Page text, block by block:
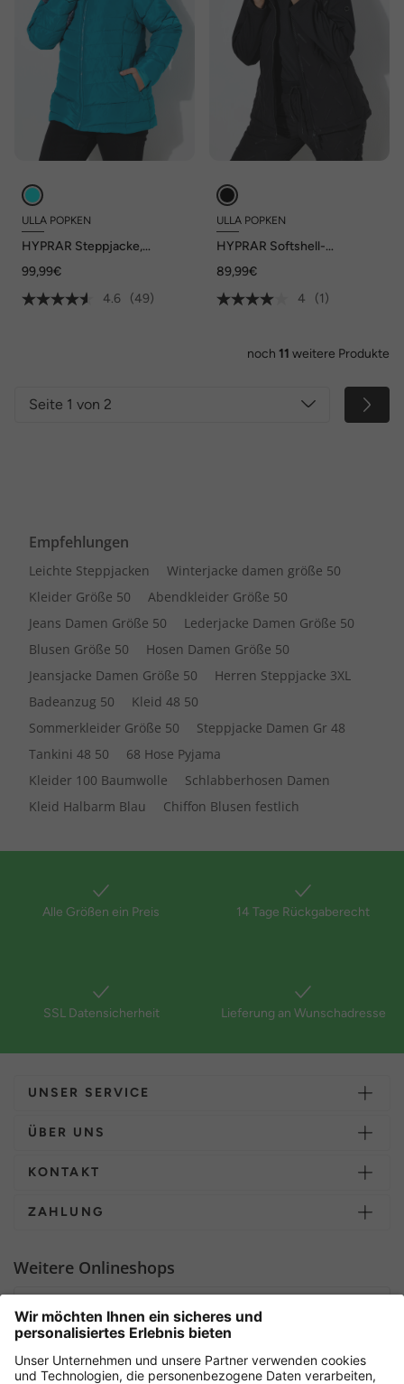
ULLA POPKEN
HYPRAR Steppjacke,
99,99€
4.6
(49)
ULLA POPKEN
HYPRAR Softshell-
wasserabweisend, Kapuze
89,99€
4
(1)
noch 11 weitere Produkte
Seite 1 von 2
Empfehlungen
Leichte Steppjacken
Winterjacke damen größe 50
Kleider Größe 50
Abendkleider Größe 50
Jeans Damen Größe 50
Lederjacke Damen Größe 50
Blusen Größe 50
Hosen Damen Größe 50
Jeansjacke Damen Größe 50
Herren Steppjacke 3XL
Badeanzug 50
Kleid 48 50
Sommerkleider Größe 50
Steppjacke Damen Gr 48
Tankini 48 50
68 Hose Pyjama
Kleider 100 Baumwolle
Schlabberhosen Damen
Kleid Halbarm Blau
Chiffon Blusen festlich
Alle Größen ein Preis 14 Tage Rückgaberecht
SSL Datensicherheit Lieferung an Wunschadresse
UNSER SERVICE
ÜBER UNS
KONTAKT
ZAHLUNG
Weitere Onlineshops